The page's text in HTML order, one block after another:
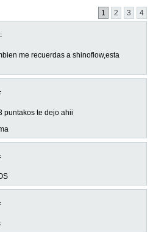
1 2 3 4
me recuerdas a shinoflow,esta
puntakos te dejo ahii